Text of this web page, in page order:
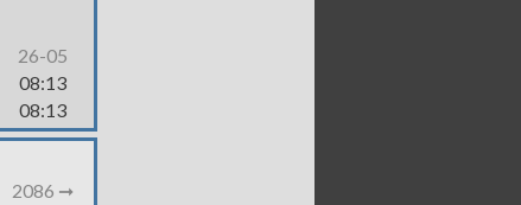
26-05
08:13
08:13
2086 ➞